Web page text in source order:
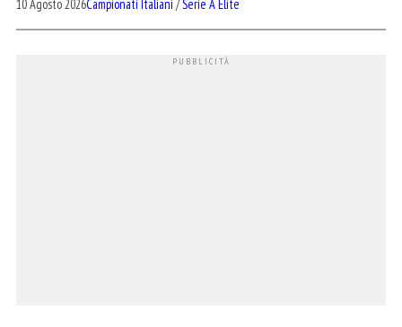
10 Agosto 2026Campionati Italiani /Serie A Elite